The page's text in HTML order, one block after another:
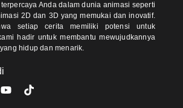
Anda dalam dunia animasi seperti
2D dan 3D yang memukai dan inovatif.
setiap cerita memiliki potensi untuk
hadir untuk membantu mewujudkannya
hidup dan menarik.